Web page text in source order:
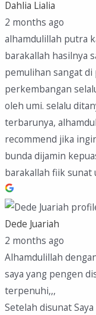
Dahlia Lialia
2 months ago
alhamdulillah putra
barakallah hasilnya
pemulihan sangat
perkembangan
oleh umi. selalu
terbarunya,
recommend jika
bunda dijamin
barakallah fiik sunat
Dede Juariah
2 months ago
Alhamdulillah
saya yang pengen
terpenuhi,,,
Setelah disunat